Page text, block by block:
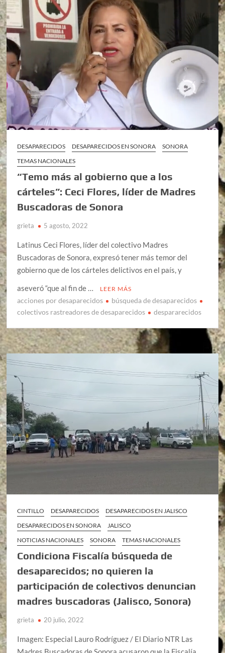
DESAPARECIDOS DESAPARECIDOS EN SONORA
SONORA
TEMAS NACIONALES
“Temo más al gobierno que a los
cárteles”: Ceci Flores, líder de Madres
Buscadoras de Sonora
grieta 5 agosto, 2022
Latinus Ceci Flores, líder del colectivo Madres
Buscadoras de Sonora, expresó tener más temor del
gobierno que de los cárteles delictivos en el país, y
aseveró “que al fin de …
LEER MÁS
acciones por desaparecidos
búsqueda de desaparecidos
colectivos rastreadores de desaparecidos
despararecidos
CINTILLO DESAPARECIDOS
DESAPARECIDOS EN JALISCO
DESAPARECIDOS EN SONORA
JALISCO
NOTICIAS NACIONALES
SONORA TEMAS NACIONALES
Condiciona Fiscalía búsqueda de
desaparecidos; no quieren la
participación de colectivos denuncian
madres buscadoras (Jalisco, Sonora)
grieta 20 julio, 2022
Imagen: Especial Lauro Rodríguez / El Diario NTR Las